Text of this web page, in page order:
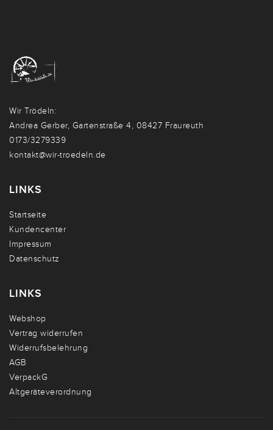
Wir Trödeln:
Andrea Gerber, Gartenstraße 4, 08427 Fraureuth
0173/3279339
kontakt@wir-troedeln.de
LINKS
Startseite
Kundencenter
Impressum
Datenschutz
LINKS
Webshop
Vertrag widerrufen
Widerrufsbelehrung
AGB
VerpackG
Altgeräteverordnung